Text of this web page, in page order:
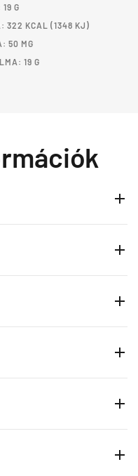
G
322 KCAL (1348 KJ)
50 MG
19 G